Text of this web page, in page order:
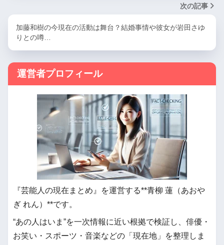
次の記事
加藤和樹の今現在の活動は舞台？結婚事情や彼女が岩田さゆ
りとの噂…
運営者プロフィール
『芸能人の現在まとめ』を運営する**青柳 蓮（あおや
ぎ れん）**です。
“あの人はいま”を一次情報に近い根拠で検証し、俳優・
お笑い・スポーツ・音楽などの「現在地」を整理しま